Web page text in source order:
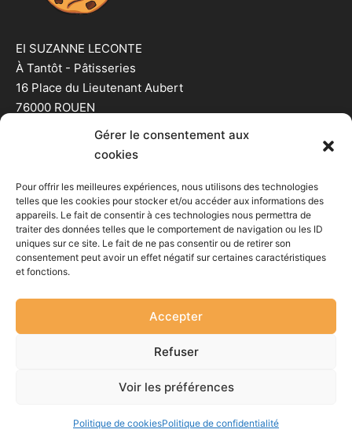
Gérer le consentement aux
cookies
Pour offrir les meilleures expériences, nous utilisons des technologies
telles que les cookies pour stocker et/ou accéder aux informations des
appareils. Le fait de consentir à ces technologies nous permettra de
traiter des données telles que le comportement de navigation ou les ID
uniques sur ce site. Le fait de ne pas consentir ou de retirer son
consentement peut avoir un effet négatif sur certaines caractéristiques
et fonctions.
Accepter
Refuser
Voir les préférences
Politique de cookiesPolitique de confidentialité
EI SUZANNE LECONTE
À Tantôt - Pâtisseries
16 Place du Lieutenant Aubert
76000 ROUEN
Lun-Mar : 12h-18h
Merc : 14h-18h
Jeu-Ven-Sam : 10h-18h
Copyright © E-Design Rouen 2021
Facebook
Conditions générale de vente |Mentions légales et